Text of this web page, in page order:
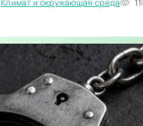
Климат и окружающая среда 11